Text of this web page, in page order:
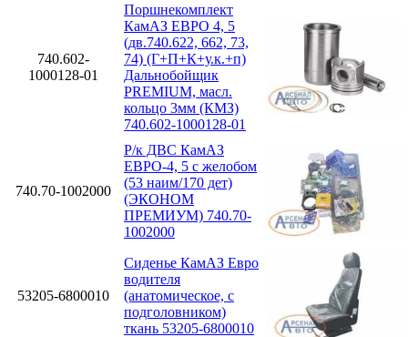
740.602-
1000128-01
Поршнекомплект
КамАЗ ЕВРО 4, 5
(дв.740.622, 662, 73,
74) (Г+П+К+у.к.+п)
Дальнобойщик
PREMIUM, масл.
кольцо 3мм (КМЗ)
740.602-1000128-01
740.70-1002000
Р/к ДВС КамАЗ
ЕВРО-4, 5 с желобом
(53 наим/170 дет)
(ЭКОНОМ
ПРЕМИУМ) 740.70-
1002000
53205-6800010
Сиденье КамАЗ Евро
водителя
(анатомическое, с
подголовником)
ткань 53205-6800010